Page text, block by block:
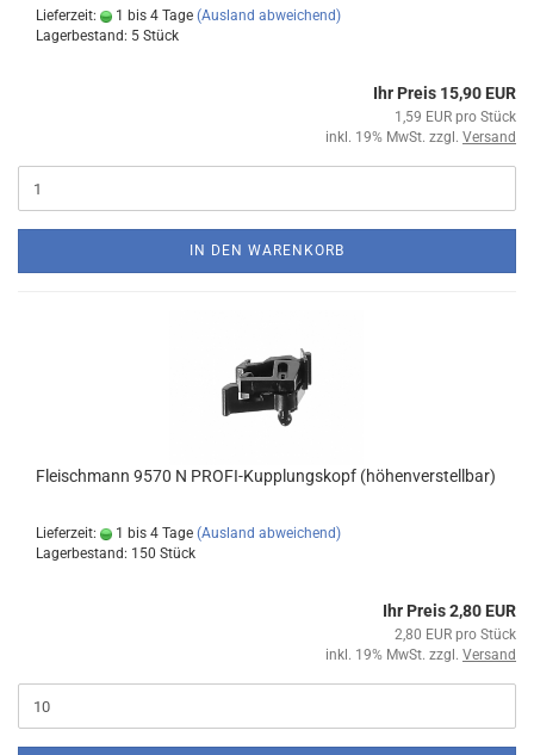
Lieferzeit: 1 bis 4 Tage (Ausland abweichend)
Lagerbestand: 5 Stück
Ihr Preis 15,90 EUR
1,59 EUR pro Stück
inkl. 19% MwSt. zzgl. Versand
IN DEN WARENKORB
Fleischmann 9570 N PROFI-Kupplungskopf (höhenverstellbar)
Lieferzeit: 1 bis 4 Tage (Ausland abweichend)
Lagerbestand: 150 Stück
Ihr Preis 2,80 EUR
2,80 EUR pro Stück
inkl. 19% MwSt. zzgl. Versand